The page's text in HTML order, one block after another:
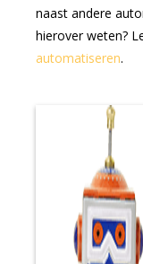
naast andere
hierover weten?
automatiseren.